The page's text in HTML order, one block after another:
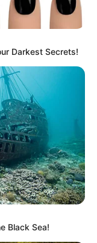
lebih
menyatakan
Darkest Secrets!
Black Sea!